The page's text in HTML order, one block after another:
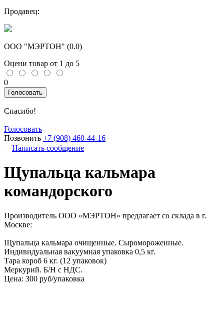
Продавец:
ООО "МЭРТОН" (0.0)
Оцени товар от 1 до 5
0
Голосовать
Спасибо!
Голосовать
Позвонить +7 (908) 460-44-16
Написать сообщение
Щупальца кальмара
командорского
Производитель ООО «МЭРТОН» предлагает со склада в г.
Москве:
Щупальца кальмара очищенные. Сыромороженные.
Индивидуальная вакуумная упаковка 0,5 кг.
Тара короб 6 кг. (12 упаковок)
Меркурий. Б/Н с НДС.
Цена: 300 руб/упаковка